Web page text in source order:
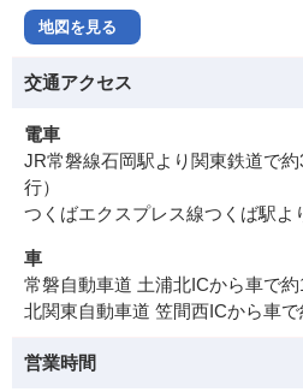
地図を見る
交通アクセス
電車
JR常磐線石岡駅より関東鉄道で
行）
つくばエクスプレス線つくば駅よ
車
常磐自動車道 土浦北ICから車で約
北関東自動車道 笠間西ICから車で
営業時間